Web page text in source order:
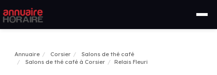
Annuaire Corsier
Salons de thé café
Salons de thé café à Corsier
Relais Fleuri